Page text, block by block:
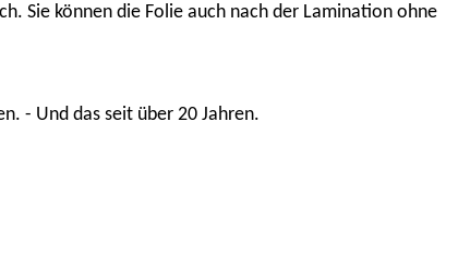
Sie können die Folie auch nach der Lamination ohne
- Und das seit über 20 Jahren.